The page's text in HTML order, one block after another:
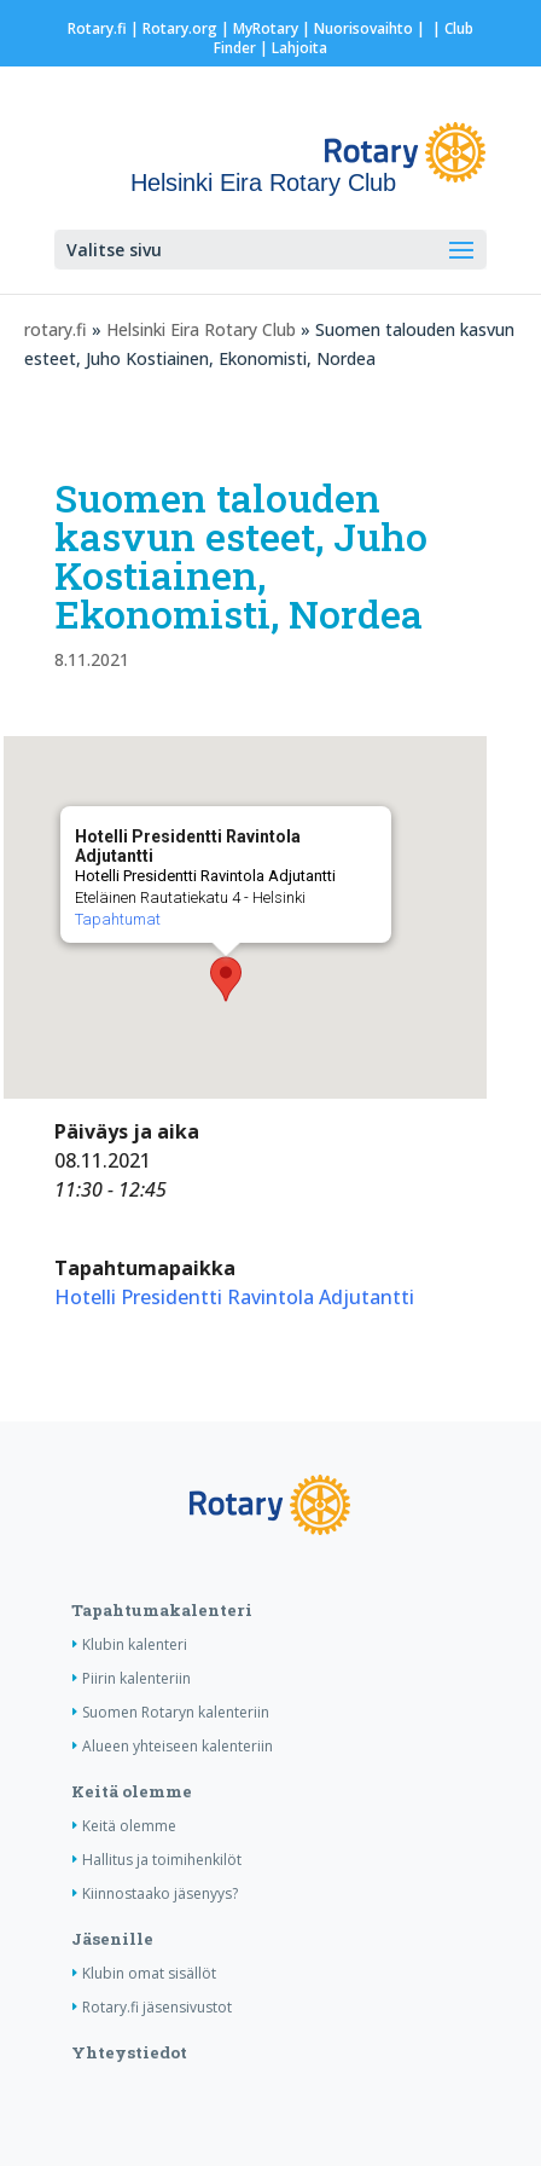
Rotary.fi | Rotary.org| MyRotary | Nuorisovaihto | | Club
Finder| Lahjoita
Helsinki Eira Rotary Club
Valitse sivu
rotary.fi » Helsinki Eira Rotary Club » Suomen talouden kasvun
esteet, Juho Kostiainen, Ekonomisti, Nordea
Suomen talouden
kasvun esteet, Juho
Kostiainen,
Ekonomisti, Nordea
8.11.2021
Hotelli Presidentti Ravintola
Adjutantti
Hotelli Presidentti Ravintola Adjutantti
Eteläinen Rautatiekatu 4 - Helsinki
Tapahtumat
Päiväys ja aika
08.11.2021
11:30 - 12:45
Tapahtumapaikka
Hotelli Presidentti Ravintola Adjutantti
Tapahtumakalenteri
Klubin kalenteri
Piirin kalenteriin
Suomen Rotaryn kalenteriin
Alueen yhteiseen kalenteriin
Keitä olemme
Keitä olemme
Hallitus ja toimihenkilöt
Kiinnostaako jäsenyys?
Jäsenille
Klubin omat sisällöt
Rotary.fi jäsensivustot
Yhteystiedot